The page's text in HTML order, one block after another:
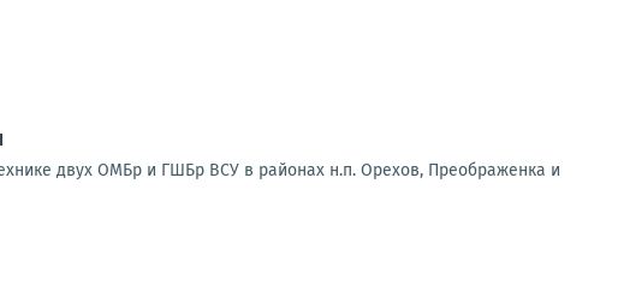
двух ОМБр и ГШБр ВСУ в районах н.п. Орехов, Преображенка и